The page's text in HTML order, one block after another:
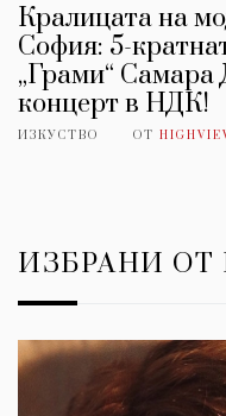
Кралицата на
София: 5-
„Грами“
концерт в НДК!
ИЗКУСТВО ОТ
ИЗБРАНИ ОТ